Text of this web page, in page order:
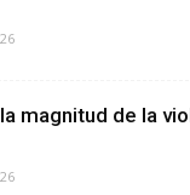
magnitud de la